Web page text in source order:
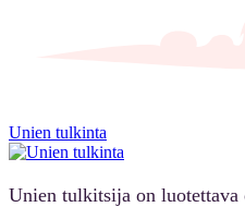
Unien tulkinta
Unien tulkitsija on luotettava